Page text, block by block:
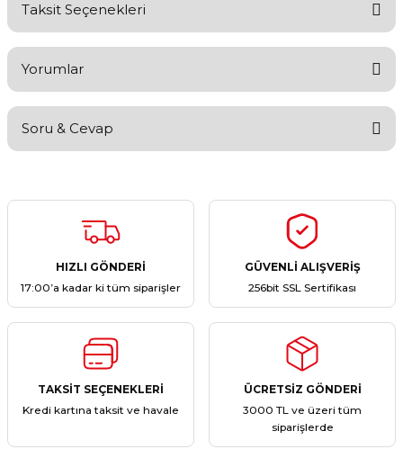
Taksit Seçenekleri
Yorumlar
Yorum Yaz
Soru & Cevap
Ürün hakkında henüz soru sorulmamış.
HIZLI GÖNDERİ
17:00’a kadar ki tüm siparişler
GÜVENLİ ALIŞVERİŞ
256bit SSL Sertifikası
TAKSİT SEÇENEKLERİ
Kredi kartına taksit ve havale
ÜCRETSİZ GÖNDERİ
3000 TL ve üzeri tüm
siparişlerde